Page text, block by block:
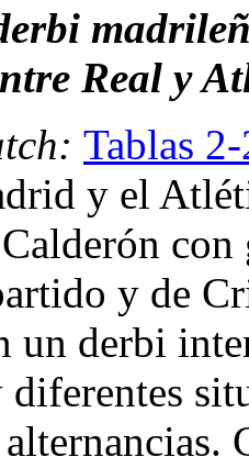
Real y
Tablas
y el
con
y de
un derbi